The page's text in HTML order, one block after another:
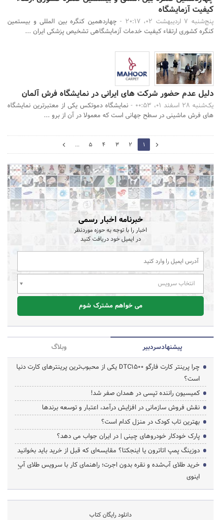
کیفیت آزمایشگاه
پنج‌شنبه 7 اردیبهشت 02، 20:17 -
چهاردهمین کنگره بین المللی و بیستمین
کنگره کشوری ارتقاء کیفیت خدمات آزمایشگاهی تشخیص پزشکی ایران ...
دلیل عدم حضور شرکت های ایرانی در نمایشگاه فرش آلمان
یک‌شنبه 28 اسفند 01، 00:53 -
نمایشگاه دموتکس یکی از معتبرترین نمایشگاه
های فرش ماشینی در سطح جهانی است که معمولا در آن از برو ...
0
1
2
3
4
5
...
2
خبرنامه اخبار رسمی
اخبار را با توجه به حوزه موردنظر
در ایمیل خود دریافت کنید
انتخاب سرویس
می خواهم مشترک شوم
پیشنهاد‌سردبیر
وبلاگ
چرا پرینتر کارت فارگو DTC1500 یکی از محبوب‌ترین پرینترهای کارت دنیا
است؟
کمیسیون راننده تپسی در همدان صفر شد!
نقش فروش سازمانی در افزایش درآمد، اعتبار و توسعه برندها
بهترین تاب کودک در منزل کدام است؟
پارک خودکار خودروهای چینی | در ایران جواب می دهد؟
دوزینگ پمپ اتاترون یا اینجکتا؟ مقایسه‌ای که قبل از خرید باید بخوانید
خرید طلای آب‌شده و نقره بدون اجرت؛ راهنمای کار با سرویس طلای آپِ
اینوی
دانلود رایگان کتاب